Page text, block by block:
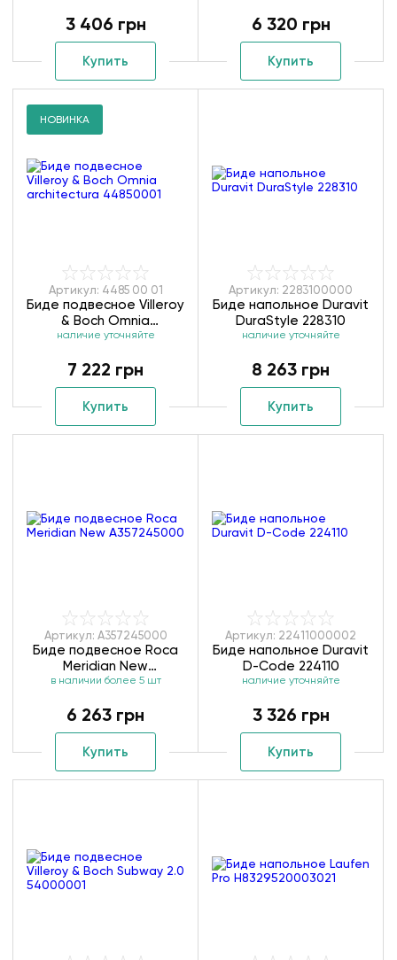
3 406 грн
Купить
6 320 грн
Купить
НОВИНКА
Артикул: 4485 00 01
Биде подвесное Villeroy
& Boch Omnia
architectura 44850001
наличие уточняйте
7 222 грн
Купить
Артикул: 2283100000
Биде напольное Duravit
DuraStyle 228310
наличие уточняйте
8 263 грн
Купить
Артикул: A357245000
Биде подвесное Roca
Meridian New
A357245000
в наличии более 5 шт
6 263 грн
Купить
Артикул: 22411000002
Биде напольное Duravit
D-Code 224110
наличие уточняйте
3 326 грн
Купить